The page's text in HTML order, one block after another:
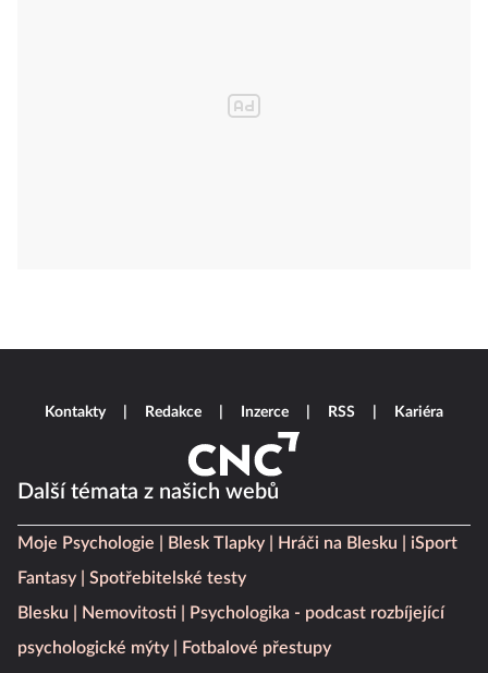
Další témata z našich webů
Moje Psychologie Blesk Tlapky Hráči na Blesku
iSport
Fantasy
Spotřebitelské testy
Blesku
Nemovitosti
Psychologika - podcast rozbíjející
psychologické mýty
Fotbalové přestupy
Kontakty Redakce Inzerce RSS Kariéra